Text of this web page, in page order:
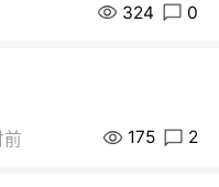
324 0
前 175 2